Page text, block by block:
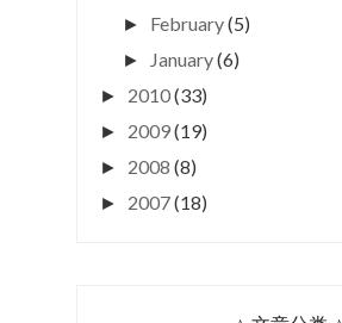
► February(5)
► January(6)
► 2010(33)
► 2009(19)
► 2008 (8)
► 2007(18)